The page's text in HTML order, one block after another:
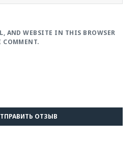
AND WEBSITE IN THIS BROWSER
COMMENT.